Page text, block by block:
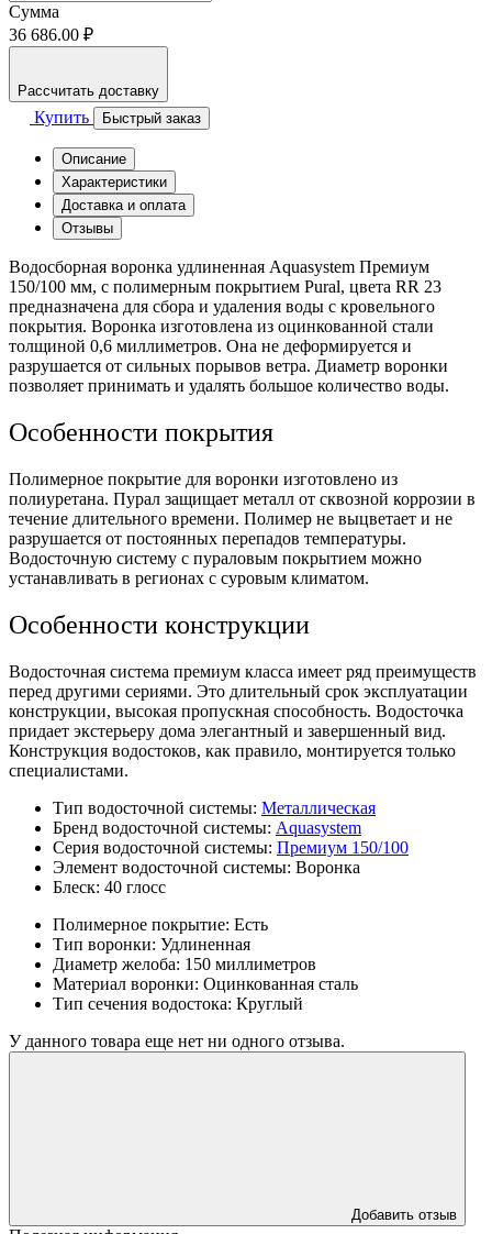
Сумма
36 686.00 ₽
Рассчитать доставку
Купить Быстрый заказ
Описание
Характеристики
Доставка и оплата
Отзывы
Водосборная воронка удлиненная Aquasystem Премиум
150/100 мм, с полимерным покрытием Pural, цвета RR 23
предназначена для сбора и удаления воды с кровельного
покрытия. Воронка изготовлена из оцинкованной стали
толщиной 0,6 миллиметров. Она не деформируется и
разрушается от сильных порывов ветра. Диаметр воронки
позволяет принимать и удалять большое количество воды.
Особенности покрытия
Полимерное покрытие для воронки изготовлено из
полиуретана. Пурал защищает металл от сквозной коррозии в
течение длительного времени. Полимер не выцветает и не
разрушается от постоянных перепадов температуры.
Водосточную систему с пураловым покрытием можно
устанавливать в регионах с суровым климатом.
Особенности конструкции
Водосточная система премиум класса имеет ряд преимуществ
перед другими сериями. Это длительный срок эксплуатации
конструкции, высокая пропускная способность. Водосточка
придает экстерьеру дома элегантный и завершенный вид.
Конструкция водостоков, как правило, монтируется только
специалистами.
Тип водосточной системы: Металлическая
Бренд водосточной системы: Aquasystem
Серия водосточной системы: Премиум 150/100
Элемент водосточной системы: Воронка
Блеск: 40 глосс
Полимерное покрытие: Есть
Тип воронки: Удлиненная
Диаметр желоба: 150 миллиметров
Материал воронки: Оцинкованная сталь
Тип сечения водостока: Круглый
У данного товара еще нет ни одного отзыва.
Добавить отзыв